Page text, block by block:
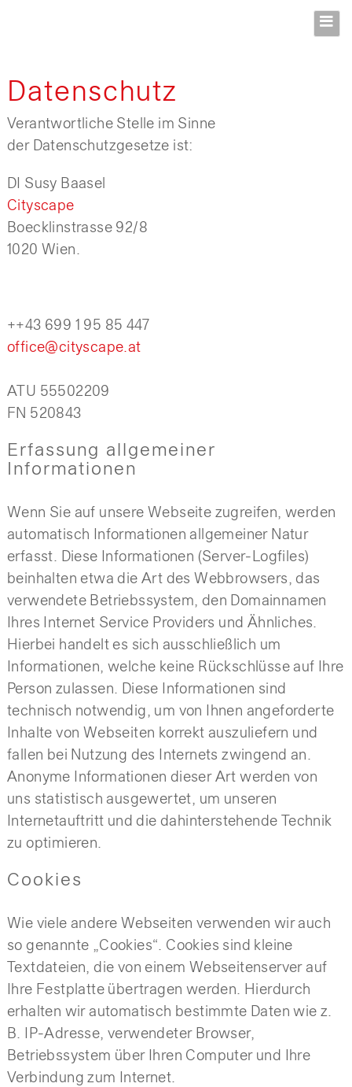
Datenschutz
Verantwortliche Stelle im Sinne
der Datenschutzgesetze ist:
DI Susy Baasel
Cityscape
Boecklinstrasse 92/8
1020 Wien.
++43 699 1 95 85 447
office@cityscape.at
ATU 55502209
FN 520843
Erfassung allgemeiner
Informationen
Wenn Sie auf unsere Webseite zugreifen, werden
automatisch Informationen allgemeiner Natur
erfasst. Diese Informationen (Server-Logfiles)
beinhalten etwa die Art des Webbrowsers, das
verwendete Betriebssystem, den Domainnamen
Ihres Internet Service Providers und Ähnliches.
Hierbei handelt es sich ausschließlich um
Informationen, welche keine Rückschlüsse auf Ihre
Person zulassen. Diese Informationen sind
technisch notwendig, um von Ihnen angeforderte
Inhalte von Webseiten korrekt auszuliefern und
fallen bei Nutzung des Internets zwingend an.
Anonyme Informationen dieser Art werden von
uns statistisch ausgewertet, um unseren
Internetauftritt und die dahinterstehende Technik
zu optimieren.
Cookies
Wie viele andere Webseiten verwenden wir auch
so genannte „Cookies“. Cookies sind kleine
Textdateien, die von einem Webseitenserver auf
Ihre Festplatte übertragen werden. Hierdurch
erhalten wir automatisch bestimmte Daten wie z.
B. IP-Adresse, verwendeter Browser,
Betriebssystem über Ihren Computer und Ihre
Verbindung zum Internet.